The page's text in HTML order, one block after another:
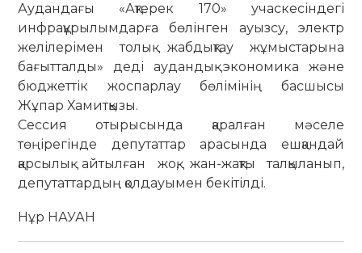
Аудандағы «Ақтерек 170» учаскесіндегі
инфрақұрылымдарға бөлінген ауызсу, электр
желілерімен толық жабдықтау жұмыстарына
бағытталды» деді аудандық экономика және
бюджеттік жоспарлау бөлімінің басшысы
Жұпар Хамитқызы.
Сессия отырысында қаралған мә­селе
төңірегінде депутаттар ара­сында ешқандай
қарсылық айтыл­ған жоқ, жан-жақты талқыланып,
депу­тат­тар­дың қолдауымен бекітілді.
Нұр НАУАН